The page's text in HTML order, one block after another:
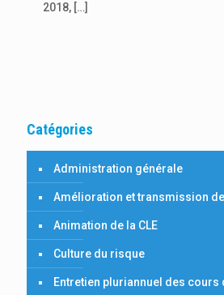
2018, […]
Catégories
Administration générale
Amélioration et transmission
Animation de la CLE
Culture du risque
Entretien pluriannuel des cours